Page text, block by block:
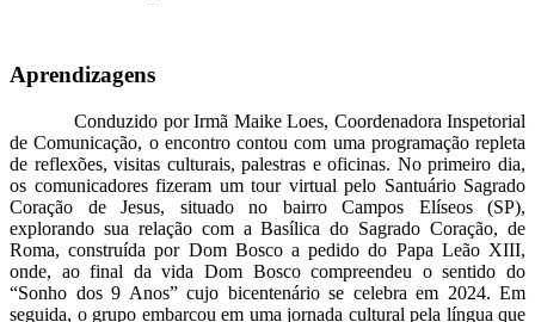
Aprendizagens
Conduzido por Irmã Maike Loes, Coordenadora Inspetorial
de Comunicação, o encontro contou com uma programação repleta
de reflexões, visitas culturais, palestras e oficinas. No primeiro dia,
os comunicadores fizeram um tour virtual pelo Santuário Sagrado
Coração de Jesus, situado no bairro Campos Elíseos (SP),
explorando sua relação com a Basílica do Sagrado Coração, de
Roma, construída por Dom Bosco a pedido do Papa Leão XIII,
onde, ao final da vida Dom Bosco compreendeu o sentido do
“Sonho dos 9 Anos” cujo bicentenário se celebra em 2024. Em
seguida, o grupo embarcou em uma jornada cultural pela língua que